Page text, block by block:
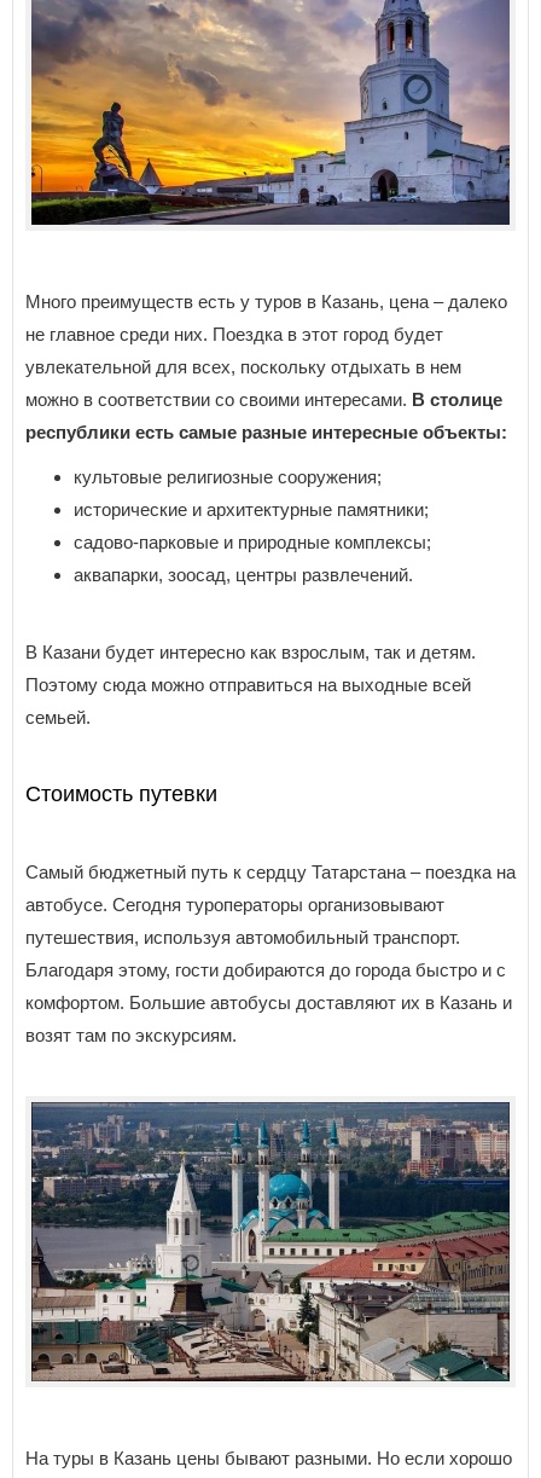
Много преимуществ есть у туров в Казань, цена – далеко
не главное среди них. Поездка в этот город будет
увлекательной для всех, поскольку отдыхать в нем
можно в соответствии со своими интересами. В столице
республики есть самые разные интересные объекты:
культовые религиозные сооружения;
исторические и архитектурные памятники;
садово-парковые и природные комплексы;
аквапарки, зоосад, центры развлечений.
В Казани будет интересно как взрослым, так и детям.
Поэтому сюда можно отправиться на выходные всей
семьей.
Стоимость путевки
Самый бюджетный путь к сердцу Татарстана – поездка на
автобусе. Сегодня туроператоры организовывают
путешествия, используя автомобильный транспорт.
Благодаря этому, гости добираются до города быстро и с
комфортом. Большие автобусы доставляют их в Казань и
возят там по экскурсиям.
На туры в Казань цены бывают разными. Но если хорошо